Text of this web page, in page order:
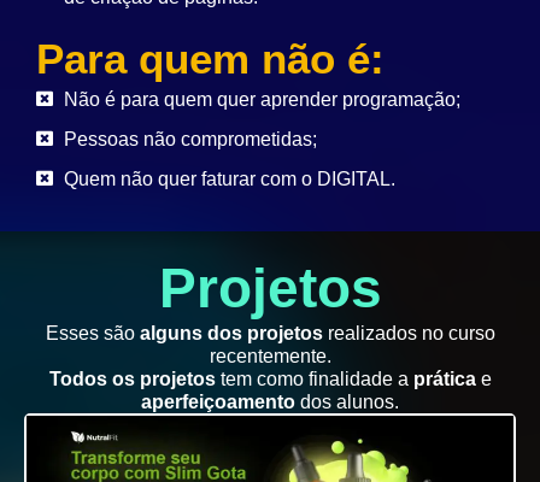
Para quem não é:
Não é para quem quer aprender programação;
Pessoas não comprometidas;
Quem não quer faturar com o DIGITAL.
Projetos
Esses sãoalguns dos projetosrealizados no curso
recentemente.
Todos os projetos tem como finalidade a prática e
aperfeiçoamento dos alunos.